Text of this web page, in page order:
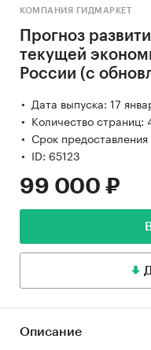
КОМПАНИЯ ГИДМАРКЕТ
Прогноз
текущей
России (с
Дата выпуска: 17
Количество страниц:
Срок
ID: 65123
99 000 ₽
Описание